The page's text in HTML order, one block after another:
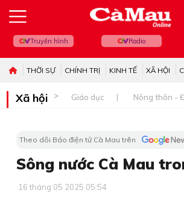
Truyền hình Radio
THỜI SỰ CHÍNH TRỊ KINH TẾ XÃ HỘI
Xã hội Giáo dục Nông thôn -
Theo dõi Báo điện tử Cà Mau trên
Sông nước Cà Mau
16 tháng 05 2025 05:54